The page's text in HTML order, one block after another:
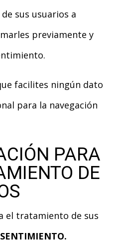
sus usuarios a
previamente y
facilites ningún dato
para la navegación
PARA
DE
el tratamiento de sus